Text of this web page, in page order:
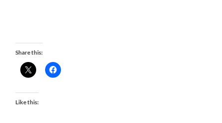
Share this:
Like this: